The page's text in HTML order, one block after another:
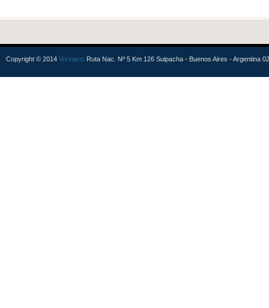
Copyright © 2014 Vonnarts Ruta Nac. Nº 5 Km 126 Suipacha - Buenos Aires - Argentina